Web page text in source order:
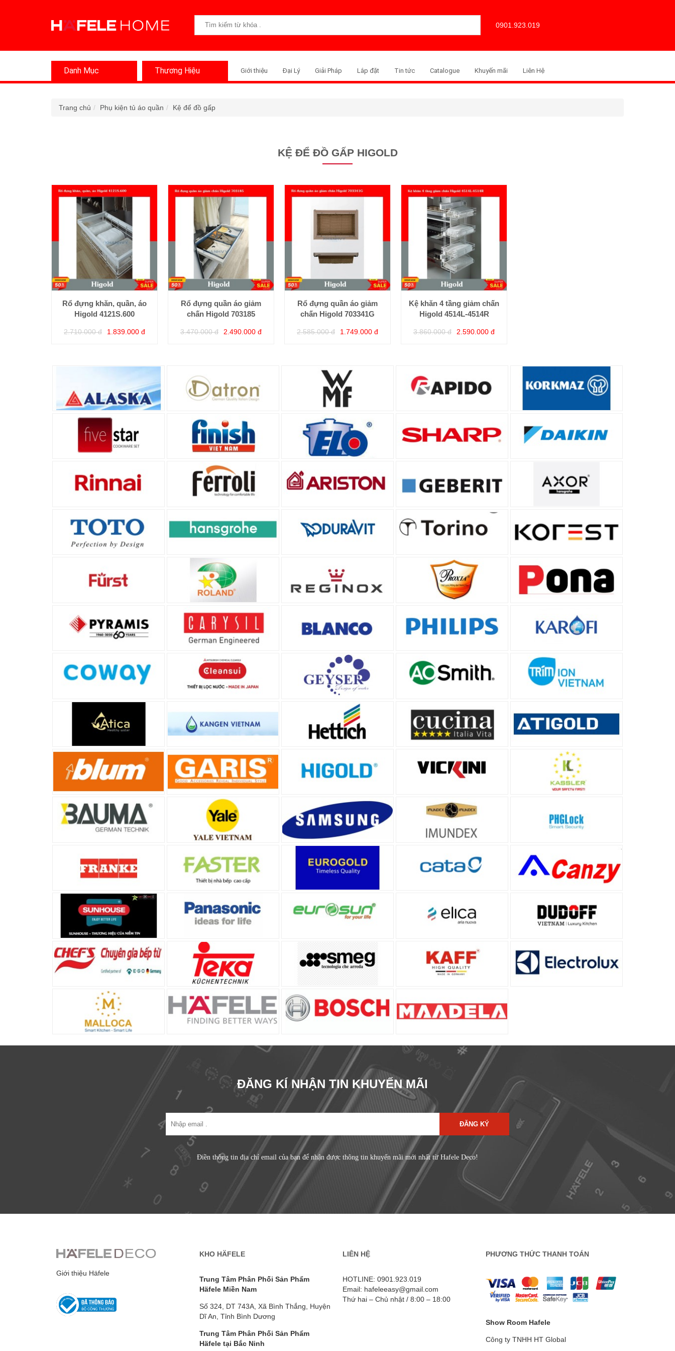
0901.923.019
Danh Mục Thương Hiệu Giới thiệu Đại Lý Giải Pháp Lắp đặt Tin tức Catalogue Khuyến mãi Liên Hệ
Trang chủ Phụ kiện tủ áo quần Kệ để đồ gấp
KỆ ĐỂ ĐỒ GẤP HIGOLD
Rổ đựng khăn, quần, áo
Higold 4121S.600
2.710.000 đ 1.839.000 đ
Rổ đựng quần áo giảm
chấn Higold 703185
3.470.000 đ 2.490.000 đ
Rổ đựng quần áo giảm
chấn Higold 703341G
2.585.000 đ 1.749.000 đ
Kệ khăn 4 tầng giảm chấn
Higold 4514L-4514R
3.860.000 đ 2.590.000 đ
ĐĂNG KÍ NHẬN TIN KHUYẾN MÃI
ĐĂNG KÝ
Điền thông tin địa chỉ email của bạn để nhận được thông tin khuyến mãi mới nhất từ Hafele Deco!
Giới thiệu Häfele
KHO HÄFELE
Trung Tâm Phân Phối Sản Phẩm
Häfele Miền Nam
Số 324, DT 743A, Xã Bình Thắng, Huyện
Dĩ An, Tỉnh Bình Dương
Trung Tâm Phân Phối Sản Phẩm
Häfele tại Bắc Ninh
LIÊN HỆ
HOTLINE: 0901.923.019
Email: hafeleeasy@gmail.com
Thứ hai – Chủ nhật / 8:00 – 18:00
PHƯƠNG THỨC THANH TOÁN
Show Room Hafele
Công ty TNHH HT Global